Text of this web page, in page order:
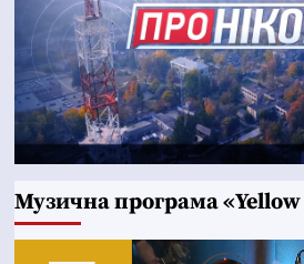
Музична програма